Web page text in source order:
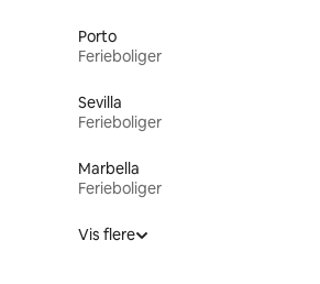
Porto
Ferieboliger
Sevilla
Ferieboliger
Marbella
Ferieboliger
Vis flere